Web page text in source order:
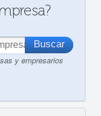
y empresarios